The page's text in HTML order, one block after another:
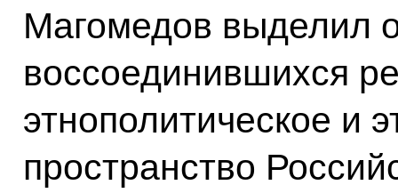
Магомедов выделил
воссоединившихся
этнополитическое и
пространство